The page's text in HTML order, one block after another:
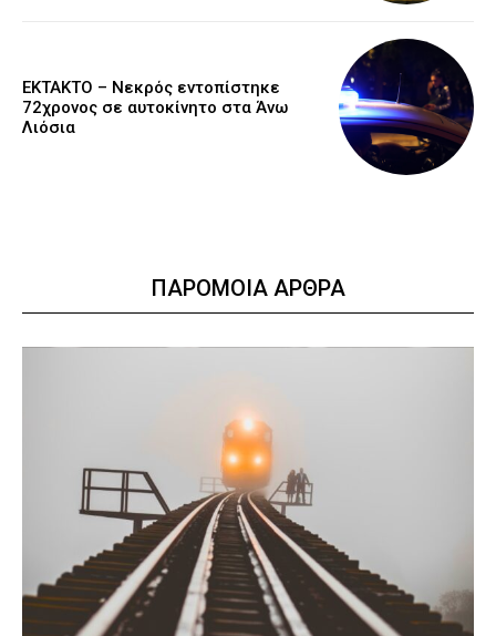
EKTAKTO – Νεκρός εντοπίστηκε
72χρονος σε αυτοκίνητο στα Άνω
Λιόσια
ΠΑΡΟΜΟΙΑ ΑΡΘΡΑ